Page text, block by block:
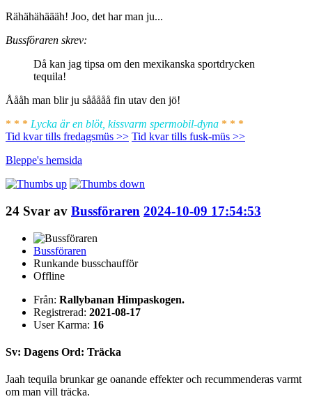
Rähähähäääh! Joo, det har man ju...
Bussföraren skrev:
Då kan jag tipsa om den mexikanska sportdrycken
tequila!
Åååh man blir ju sååååå fin utav den jö!
* * * Lycka är en blöt, kissvarm spermobil-dyna * * *
Tid kvar tills fredagsmüs >> Tid kvar tills fusk-müs >>
Bleppe's hemsida
24 Svar av Bussföraren 2024-10-09 17:54:53
Bussföraren
Runkande busschaufför
Offline
Från: Rallybanan Himpaskogen.
Registrerad: 2021-08-17
User Karma: 16
Sv: Dagens Ord: Träcka
Jaah tequila brunkar ge oanande effekter och recummenderas varmt
om man vill träcka.